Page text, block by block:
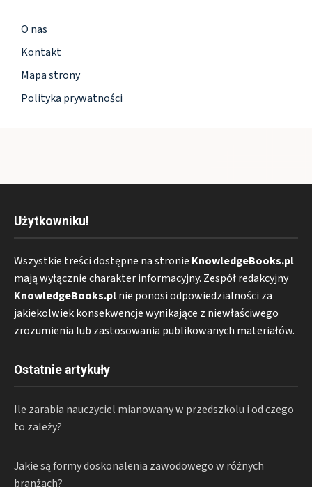
O nas
Kontakt
Mapa strony
Polityka prywatności
Użytkowniku!
Wszystkie treści dostępne na stronie KnowledgeBooks.pl
mają wyłącznie charakter informacyjny. Zespół redakcyjny
KnowledgeBooks.plnie ponosi odpowiedzialności za
jakiekolwiek konsekwencje wynikające z niewłaściwego
zrozumienia lub zastosowania publikowanych materiałów.
Ostatnie artykuły
Ile zarabia nauczyciel mianowany w przedszkolu i od czego
to zależy?
Jakie są formy doskonalenia zawodowego w różnych
branżach?